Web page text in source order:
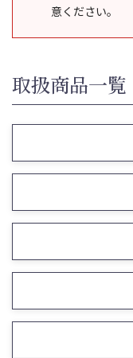
意ください。
取扱商品一覧